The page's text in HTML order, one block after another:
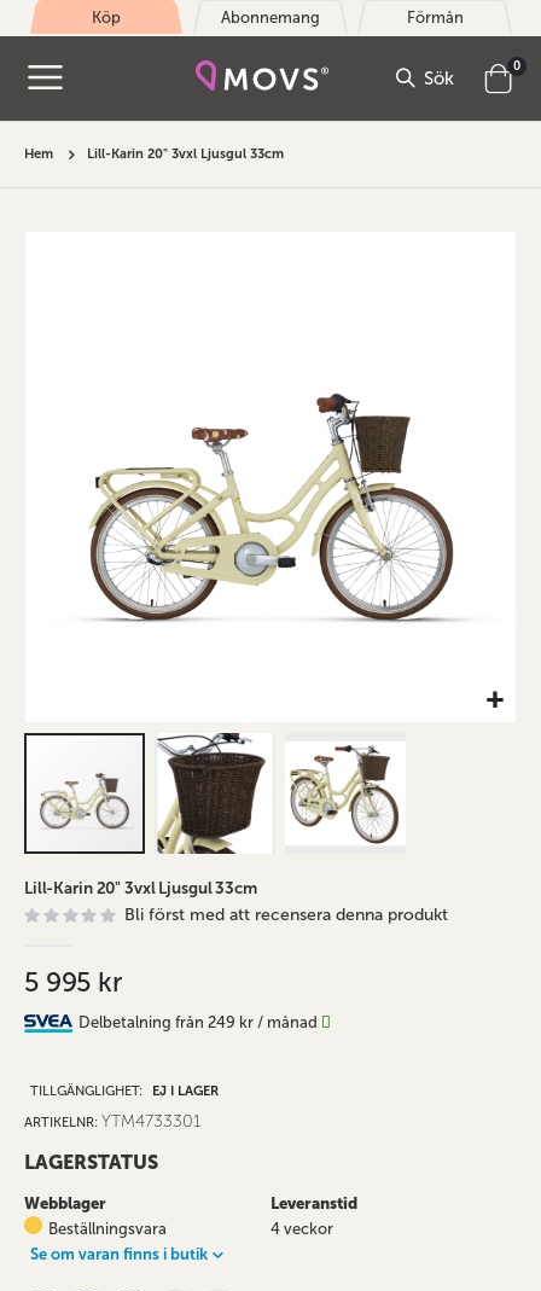
Köp Abonnemang Förmån
Sök Cart
0
Hem Lill-Karin 20" 3vxl Ljusgul 33cm
till
början
Lill-Karin 20" 3vxl Ljusgul 33cm
Bli först med att recensera denna produkt
5 995 kr
Delbetalning från 249 kr / månad
TILLGÄNGLIGHET:
EJ I LAGER
ARTIKELNR YTM4733301
LAGERSTATUS
Webblager
Leveranstid
Beställningsvara
4 veckor
Se om varan finns i butik